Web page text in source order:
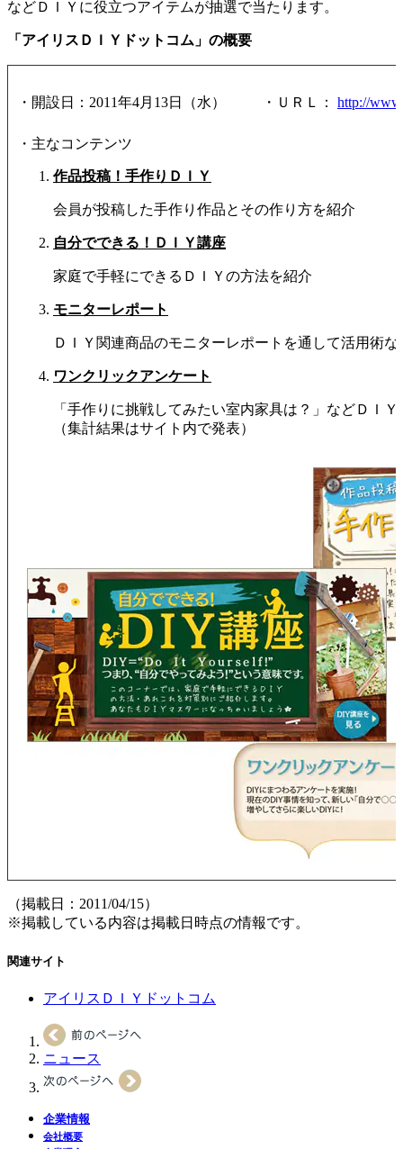
などＤＩＹに役立つアイテムが抽選で当たります。
「アイリスＤＩＹドットコム」の概要
・開設日：2011年4月13日（水） ・ＵＲＬ： http://
・主なコンテンツ
作品投稿！手作りＤＩＹ
会員が投稿した手作り作品とその作り方を紹介
自分でできる！ＤＩＹ講座
家庭で手軽にできるＤＩＹの方法を紹介
モニターレポート
ＤＩＹ関連商品のモニターレポートを通して活用術な
ワンクリックアンケート
「手作りに挑戦してみたい室内家具は？」などＤＩ
（集計結果はサイト内で発表）
（掲載日：2011/04/15）
※掲載している内容は掲載日時点の情報です。
関連サイト
アイリスＤＩＹドットコム
ニュース
企業情報
会社概要